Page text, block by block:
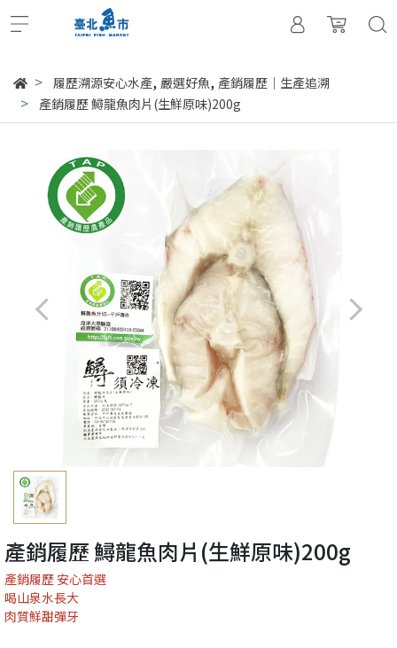
履歷溯源安心水產, 嚴選好魚, 產銷履歷｜生產追溯
產銷履歷 鱘龍魚肉片(生鮮原味)200g
產銷履歷 鱘龍魚肉片(生鮮原味)200g
產銷履歷 安心首選
喝山泉水長大
肉質鮮甜彈牙